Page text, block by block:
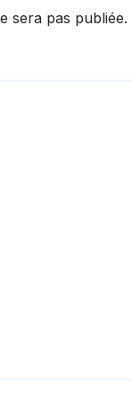
sera pas publiée.